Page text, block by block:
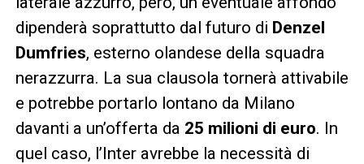
dipenderà soprattutto dal futuro di Denzel
Dumfries, esterno olandese della squadra
nerazzurra. La sua clausola tornerà attivabile
e potrebbe portarlo lontano da Milano
davanti a un’offerta da 25 milioni di euro. In
quel caso, l’Inter avrebbe la necessità di